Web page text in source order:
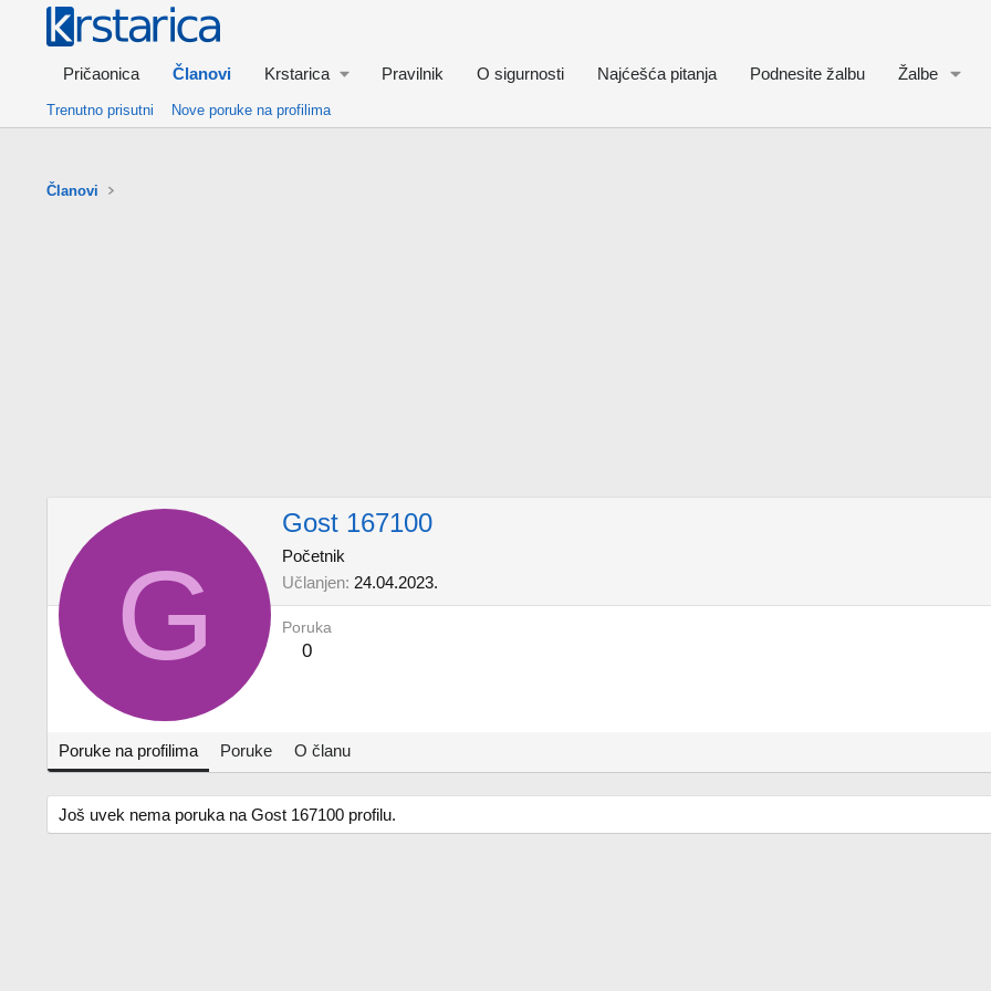
Pričaonica Članovi Krstarica Pravilnik O sigurnosti Najćešća pitanja Podnesite žalbu Žalbe
Trenutno prisutni Nove poruke na profilima
Članovi
G
Gost 167100
Početnik
Učlanjen 24.04.2023.
Poruka
0
Poruke na profilima Poruke O članu
Još uvek nema poruka na Gost 167100 profilu.